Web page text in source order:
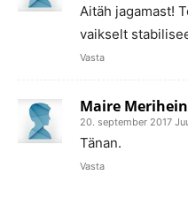
Aitäh jagamast!
vaikselt
Vasta
Maire Merihein
20. september 2017
Tänan.
Vasta